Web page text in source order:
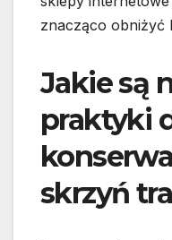
znacząco obniżyć
Jakie są
praktyki
skrzyń